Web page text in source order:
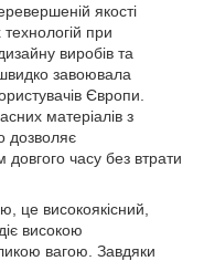
якості
технологій при
виробів та
завоювала
Європи.
матеріалів з
дозволяє
часу без втрати
це високоякісний,
високою
вагою. Завдяки